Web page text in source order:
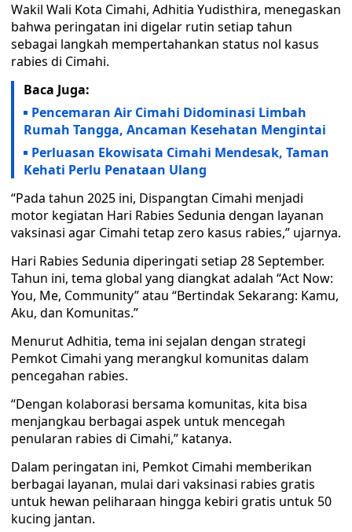
Wakil Wali Kota Cimahi, Adhitia Yudisthira, menegaskan
bahwa peringatan ini digelar rutin setiap tahun
sebagai langkah mempertahankan status nol kasus
rabies di Cimahi.
Baca Juga:
Pencemaran Air Cimahi Didominasi Limbah
Rumah Tangga, Ancaman Kesehatan Mengintai
Perluasan Ekowisata Cimahi Mendesak, Taman
Kehati Perlu Penataan Ulang
“Pada tahun 2025 ini, Dispangtan Cimahi menjadi
motor kegiatan Hari Rabies Sedunia dengan layanan
vaksinasi agar Cimahi tetap zero kasus rabies,” ujarnya.
Hari Rabies Sedunia diperingati setiap 28 September.
Tahun ini, tema global yang diangkat adalah “Act Now:
You, Me, Community” atau “Bertindak Sekarang: Kamu,
Aku, dan Komunitas.”
Menurut Adhitia, tema ini sejalan dengan strategi
Pemkot Cimahi yang merangkul komunitas dalam
pencegahan rabies.
“Dengan kolaborasi bersama komunitas, kita bisa
menjangkau berbagai aspek untuk mencegah
penularan rabies di Cimahi,” katanya.
Dalam peringatan ini, Pemkot Cimahi memberikan
berbagai layanan, mulai dari vaksinasi rabies gratis
untuk hewan peliharaan hingga kebiri gratis untuk 50
kucing jantan.